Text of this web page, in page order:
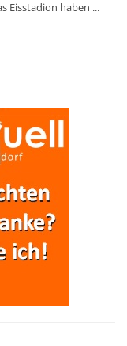
Eisstadion haben ...